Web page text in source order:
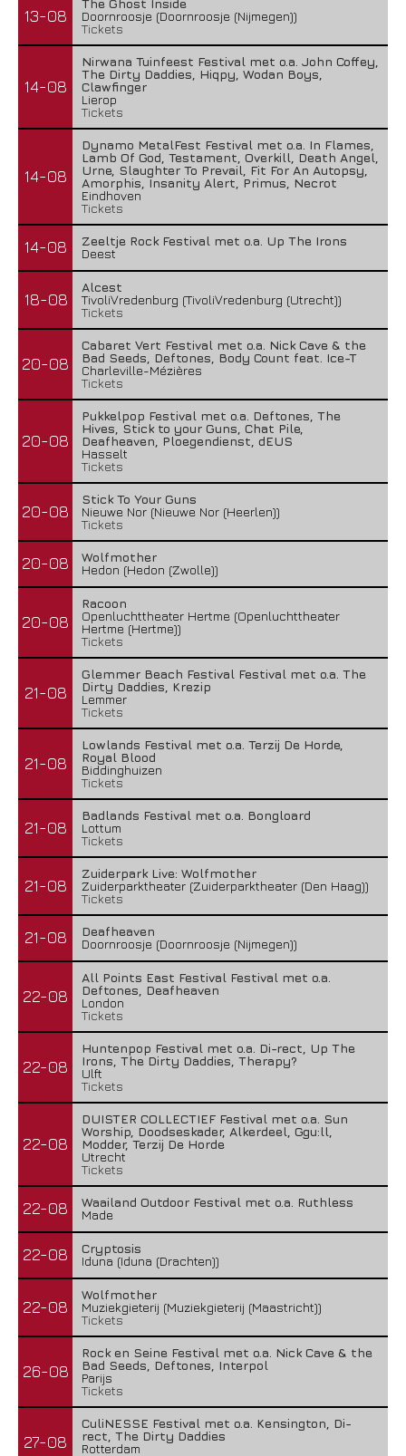
13-08
The Ghost Inside
Doornroosje (Doornroosje (Nijmegen))
Tickets
14-08
Nirwana Tuinfeest Festival met o.a. John Coffey,
The Dirty Daddies, Hiqpy, Wodan Boys,
Clawfinger
Lierop
Tickets
14-08
Dynamo MetalFest Festival met o.a. In Flames,
Lamb Of God, Testament, Overkill, Death Angel,
Urne, Slaughter To Prevail, Fit For An Autopsy,
Amorphis, Insanity Alert, Primus, Necrot
Eindhoven
Tickets
14-08
Zeeltje Rock Festival met o.a. Up The Irons
Deest
18-08
Alcest
TivoliVredenburg (TivoliVredenburg (Utrecht))
Tickets
20-08
Cabaret Vert Festival met o.a. Nick Cave & the
Bad Seeds, Deftones, Body Count feat. Ice-T
Charleville-Mézières
Tickets
20-08
Pukkelpop Festival met o.a. Deftones, The
Hives, Stick to your Guns, Chat Pile,
Deafheaven, Ploegendienst, dEUS
Hasselt
Tickets
20-08
Stick To Your Guns
Nieuwe Nor (Nieuwe Nor (Heerlen))
Tickets
20-08
Wolfmother
Hedon (Hedon (Zwolle))
20-08
Racoon
Openluchttheater Hertme (Openluchttheater
Hertme (Hertme))
Tickets
21-08
Glemmer Beach Festival Festival met o.a. The
Dirty Daddies, Krezip
Lemmer
Tickets
21-08
Lowlands Festival met o.a. Terzij De Horde,
Royal Blood
Biddinghuizen
Tickets
21-08
Badlands Festival met o.a. Bongloard
Lottum
Tickets
21-08
Zuiderpark Live: Wolfmother
Zuiderparktheater (Zuiderparktheater (Den Haag))
Tickets
21-08
Deafheaven
Doornroosje (Doornroosje (Nijmegen))
22-08
All Points East Festival Festival met o.a.
Deftones, Deafheaven
London
Tickets
22-08
Huntenpop Festival met o.a. Di-rect, Up The
Irons, The Dirty Daddies, Therapy?
Ulft
Tickets
22-08
DUISTER COLLECTIEF Festival met o.a. Sun
Worship, Doodseskader, Alkerdeel, Ggu:ll,
Modder, Terzij De Horde
Utrecht
Tickets
22-08
Waailand Outdoor Festival met o.a. Ruthless
Made
22-08
Cryptosis
Iduna (Iduna (Drachten))
22-08
Wolfmother
Muziekgieterij (Muziekgieterij (Maastricht))
Tickets
26-08
Rock en Seine Festival met o.a. Nick Cave & the
Bad Seeds, Deftones, Interpol
Parijs
Tickets
27-08
CuliNESSE Festival met o.a. Kensington, Di-
rect, The Dirty Daddies
Rotterdam